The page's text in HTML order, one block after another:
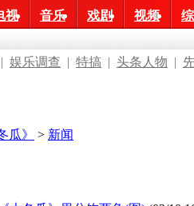
视 音乐 戏剧 视频
| 娱乐调查 | 特搞 | 头条人物 |
瓜》 > 新闻